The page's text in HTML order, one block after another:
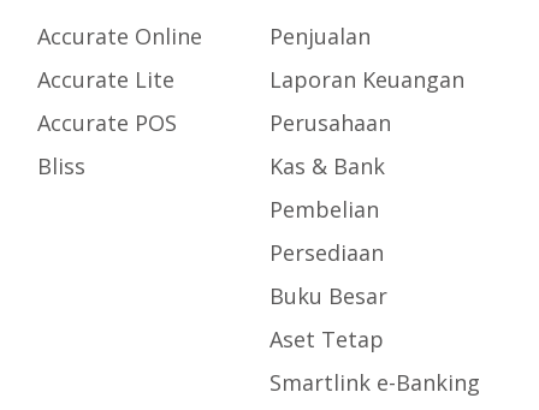
Accurate Online
Accurate Lite
Accurate POS
Bliss
Penjualan
Laporan Keuangan
Perusahaan
Kas & Bank
Pembelian
Persediaan
Buku Besar
Aset Tetap
Smartlink e-Banking